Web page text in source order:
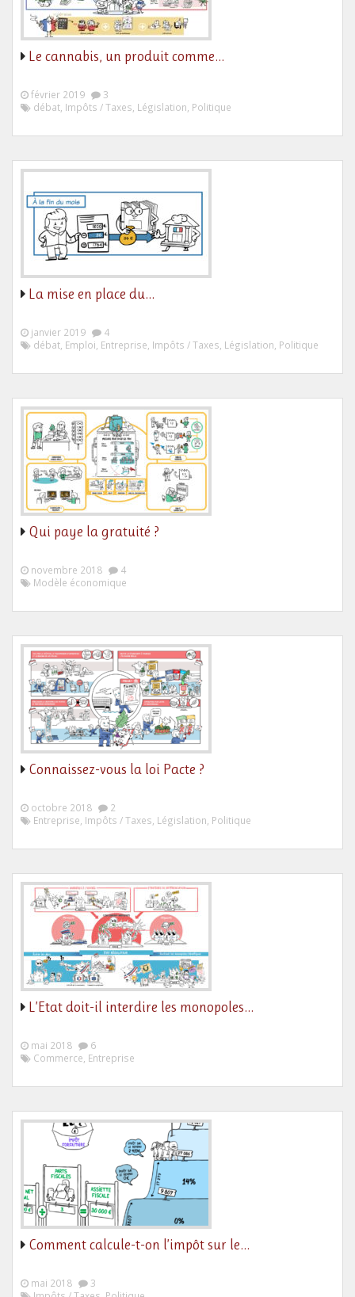
Le cannabis, un produit comme…
février 2019
3
débat, Impôts / Taxes, Législation, Politique
La mise en place du…
janvier 2019
4
débat, Emploi, Entreprise, Impôts / Taxes, Législation, Politique
Qui paye la gratuité ?
novembre 2018
4
Modèle économique
Connaissez-vous la loi Pacte ?
octobre 2018
2
Entreprise, Impôts / Taxes, Législation, Politique
L’Etat doit-il interdire les monopoles…
mai 2018
6
Commerce, Entreprise
Comment calcule-t-on l’impôt sur le…
mai 2018
3